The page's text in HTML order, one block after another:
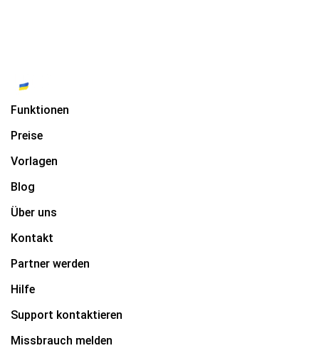
Funktionen
Preise
Vorlagen
Blog
Über uns
Kontakt
Partner werden
Hilfe
Support kontaktieren
Missbrauch melden